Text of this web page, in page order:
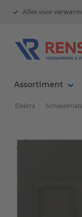
Alles voor
Assortiment
Elektra